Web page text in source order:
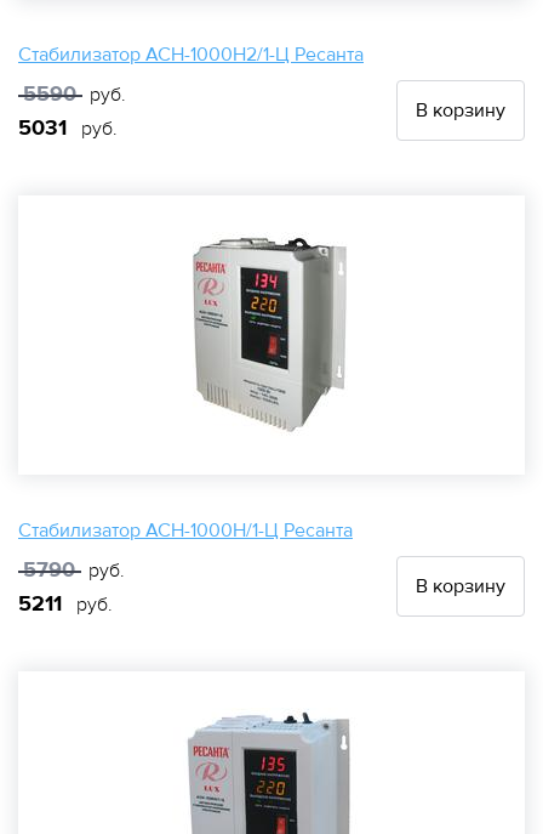
Стабилизатор АСН-1000Н2/1-Ц Ресанта
5590 руб.
5031 руб.
В корзину
Стабилизатор АСН-1000Н/1-Ц Ресанта
5790 руб.
5211 руб.
В корзину